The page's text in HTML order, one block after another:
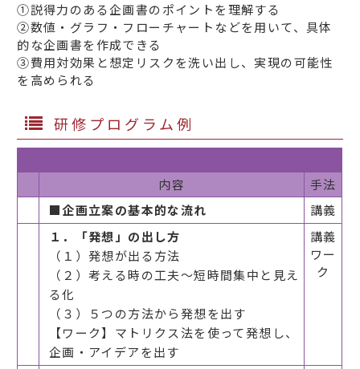
①説得力のある企画書のポイントを理解する
②数値・グラフ・フローチャートなどを用いて、具体
的な企画書を作成できる
③費用対効果と想定リスクを洗い出し、実現の可能性
を高められる
研修プログラム例
内容 手法
■企画立案の基本的な流れ 講義
１．「発想」の出し方
（１）発想が出る方法
（２）考える時の工夫～短時間集中と見え
る化
（３）５つの方法から発想を出す
【ワーク】マトリクス法を使って発想し、
企画・アイデアを出す
講義
ワー
ク